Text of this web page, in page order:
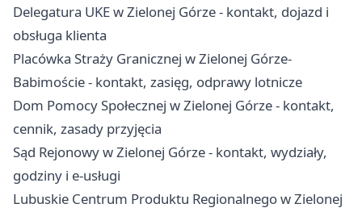
Delegatura UKE w Zielonej Górze - kontakt, dojazd i
obsługa klienta
Placówka Straży Granicznej w Zielonej Górze-
Babimoście - kontakt, zasięg, odprawy lotnicze
Dom Pomocy Społecznej w Zielonej Górze - kontakt,
cennik, zasady przyjęcia
Sąd Rejonowy w Zielonej Górze - kontakt, wydziały,
godziny i e-usługi
Lubuskie Centrum Produktu Regionalnego w Zielonej